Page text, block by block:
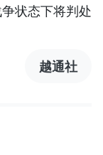
状态下将判处
越通社